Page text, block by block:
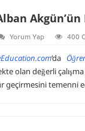
ve Akademik
Yaşam
Yorum Yap 400
‘da
olan değerli çalışma
geçirmesini temenni